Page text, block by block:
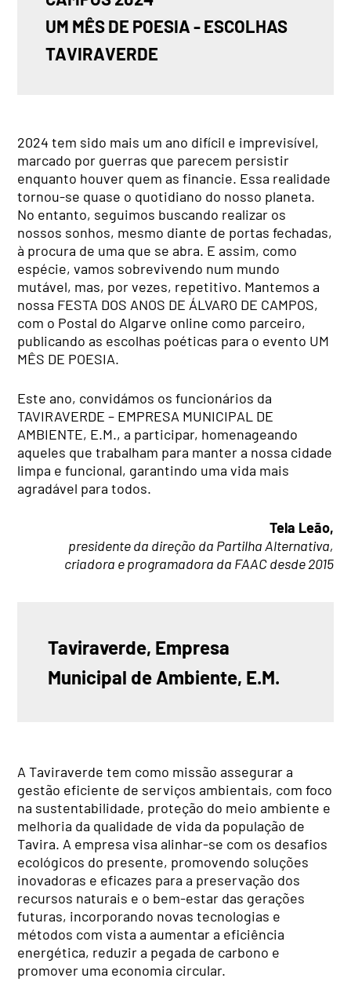
UM MÊS DE POESIA - ESCOLHAS
TAVIRAVERDE
2024 tem sido mais um ano difícil e imprevisível,
marcado por guerras que parecem persistir
enquanto houver quem as financie. Essa realidade
tornou-se quase o quotidiano do nosso planeta.
No entanto, seguimos buscando realizar os
nossos sonhos, mesmo diante de portas fechadas,
à procura de uma que se abra. E assim, como
espécie, vamos sobrevivendo num mundo
mutável, mas, por vezes, repetitivo. Mantemos a
nossa FESTA DOS ANOS DE ÁLVARO DE CAMPOS,
com o Postal do Algarve online como parceiro,
publicando as escolhas poéticas para o evento UM
MÊS DE POESIA.
Este ano, convidámos os funcionários da
TAVIRAVERDE – EMPRESA MUNICIPAL DE
AMBIENTE, E.M., a participar, homenageando
aqueles que trabalham para manter a nossa cidade
limpa e funcional, garantindo uma vida mais
agradável para todos.
Tela Leão,
presidente da direção da Partilha Alternativa,
criadora e programadora da FAAC desde 2015
Taviraverde, Empresa
Municipal de Ambiente, E.M.
A Taviraverde tem como missão assegurar a
gestão eficiente de serviços ambientais, com foco
na sustentabilidade, proteção do meio ambiente e
melhoria da qualidade de vida da população de
Tavira. A empresa visa alinhar-se com os desafios
ecológicos do presente, promovendo soluções
inovadoras e eficazes para a preservação dos
recursos naturais e o bem-estar das gerações
futuras, incorporando novas tecnologias e
métodos com vista a aumentar a eficiência
energética, reduzir a pegada de carbono e
promover uma economia circular.